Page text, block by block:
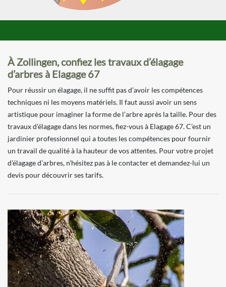
À Zollingen, confiez les travaux d’élagage
d’arbres à Elagage 67
Pour réussir un élagage, il ne suffit pas d’avoir les compétences
techniques ni les moyens matériels. Il faut aussi avoir un sens
artistique pour imaginer la forme de l’arbre après la taille. Pour des
travaux d’élagage dans les normes, fiez-vous à Elagage 67. C’est un
jardinier professionnel qui a toutes les compétences pour fournir
un travail de qualité à la hauteur de vos attentes. Pour votre projet
d’élagage d’arbres, n’hésitez pas à le contacter et demandez-lui un
devis pour découvrir ses tarifs.